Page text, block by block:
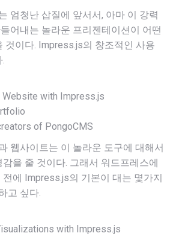
엄청난 삽질에 앞서서, 아마 이 강력
어내는 놀라운 프리젠테이션이 어떤
것이다. Impress.js의 창조적인 사용
Website with Impress.js
of PongoCMS
웹사이트는 이 놀라운 도구에 대해서
을 줄 것이다. 그래서 워드프레스에
에 Impress.js의 기본이 대는 몇가지
고 싶다.
with Impress.js